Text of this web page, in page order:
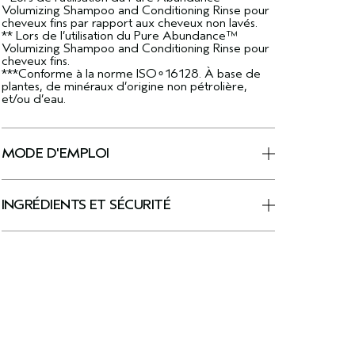
Volumizing Shampoo and Conditioning Rinse pour
cheveux fins par rapport aux cheveux non lavés.
** Lors de l’utilisation du Pure Abundance™
Volumizing Shampoo and Conditioning Rinse pour
cheveux fins.
***Conforme à la norme ISO∘16128. À base de
plantes, de minéraux d’origine non pétrolière,
et/ou d’eau.
MODE D'EMPLOI
INGRÉDIENTS ET SÉCURITÉ